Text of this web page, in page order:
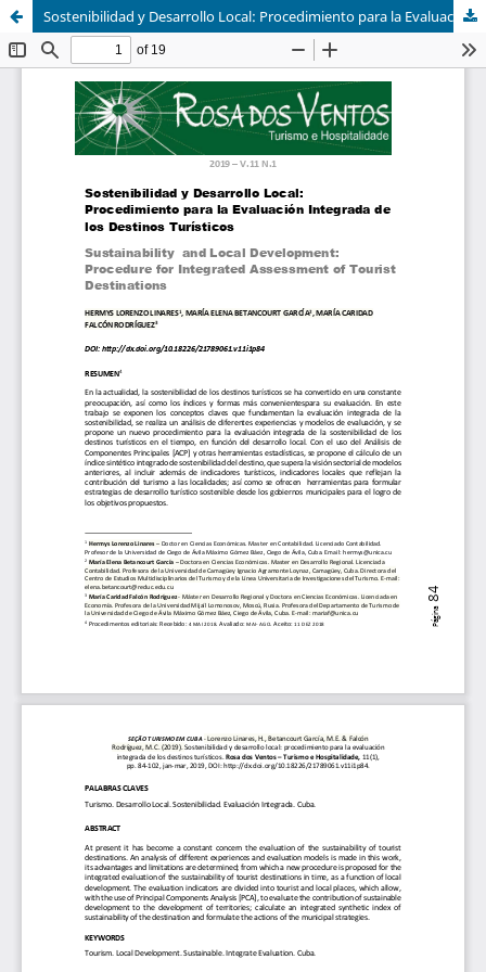
Sostenibilidad y Desarrollo Local: Procedimiento para la Evaluación Integrada de los Destinos Turísticos Sustainability and Local Development: Procedure for Integrated Assessment of Tourist Destinations